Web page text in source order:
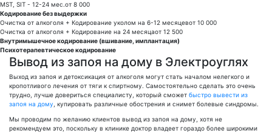
MST, SIT - 12-24 мес.от 8 000
Кодирование без выдержки
Очистка от алкоголя + Кодирование уколом на 6-12 месяцевот 10 000
Очистка от алкоголя + Кодирование на 24 месяцаот 12 500
Внутримышечное кодирование (вшивание, имплантация)
Психотерапевтическое кодирование
Вывод из запоя на дому в Электроуглях
Выход из запоя и детоксикация от алкоголя могут стать началом нелегкого и
кропотливого лечения от тяги к спиртному. Самостоятельно сделать это очень
трудно, лучше довериться специалисту, который сможет быстро вывести из
запоя на дому , купировать различные обострения и снимет болевые синдромы.
Мы проводим по желанию клиентов вывод из запоя на дому, хотя не
рекомендуем это, поскольку в клинике доктор владеет гораздо более широкими